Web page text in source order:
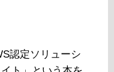
認定ソリューシ